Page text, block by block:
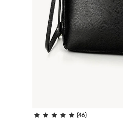
(46)